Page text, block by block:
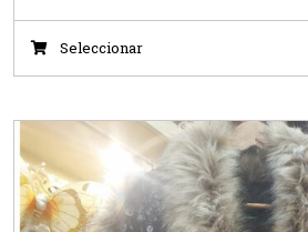
Seleccionar